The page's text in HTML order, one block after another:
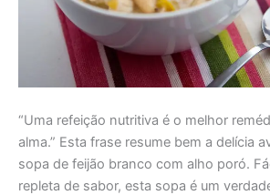
“Uma refeição nutritiva é o melhor
alma.” Esta frase resume bem a delícia
sopa de feijão branco com alho poró.
repleta de sabor, esta sopa é um